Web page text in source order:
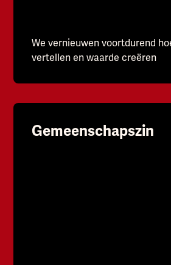
We vernieuwen voortdurend
vertellen en waarde creëren
Gemeenschapszin